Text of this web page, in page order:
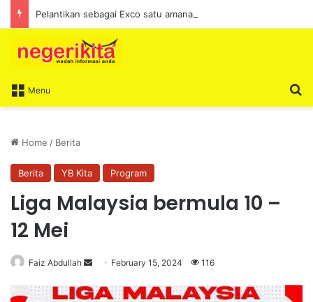
Menu
Home / Berita
Berita YB Kita Program
Liga Malaysia bermula 10 –
12 Mei
Faiz Abdullah
n
February 15, 2024 116